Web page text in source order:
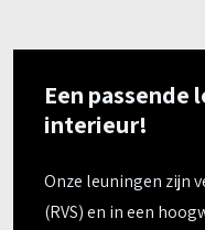
Een passende
interieur!
Onze leuningen zijn
(RVS) en in een